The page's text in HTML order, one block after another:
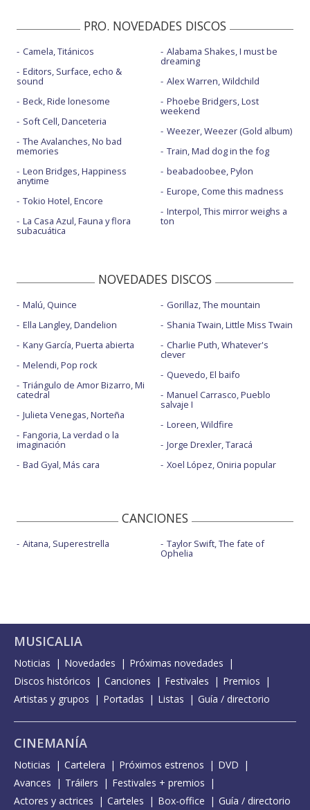
PRO. NOVEDADES DISCOS
Camela, Titánicos
Editors, Surface, echo &
sound
Beck, Ride lonesome
Soft Cell, Danceteria
The Avalanches, No bad
memories
Leon Bridges, Happiness
anytime
Tokio Hotel, Encore
La Casa Azul, Fauna y flora
subacuática
Alabama Shakes, I must be
dreaming
Alex Warren, Wildchild
Phoebe Bridgers, Lost
weekend
Weezer, Weezer (Gold album)
Train, Mad dog in the fog
beabadoobee, Pylon
Europe, Come this madness
Interpol, This mirror weighs a
ton
NOVEDADES DISCOS
Malú, Quince
Ella Langley, Dandelion
Kany García, Puerta abierta
Melendi, Pop rock
Triángulo de Amor Bizarro, Mi
catedral
Julieta Venegas, Norteña
Fangoria, La verdad o la
imaginación
Bad Gyal, Más cara
Gorillaz, The mountain
Shania Twain, Little Miss Twain
Charlie Puth, Whatever's
clever
Quevedo, El baifo
Manuel Carrasco, Pueblo
salvaje I
Loreen, Wildfire
Jorge Drexler, Taracá
Xoel López, Oniria popular
CANCIONES
Aitana, Superestrella Taylor Swift, The fate of
Ophelia
MUSICALIA
Noticias Novedades
Próximas novedades
Discos históricos
Canciones Festivales
Premios
Artistas y grupos
Portadas Listas Guía / directorio
CINEMANÍA
Noticias Cartelera Próximos estrenos
DVD
Avances
Tráilers
Festivales + premios
Actores y actrices
Carteles Box-office Guía / directorio